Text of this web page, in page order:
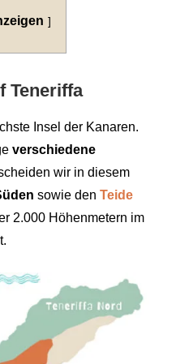
Teneriffa
Insel der Kanaren.
verschiedene
wir in diesem
sowie den Teide
2.000 Höhenmetern im